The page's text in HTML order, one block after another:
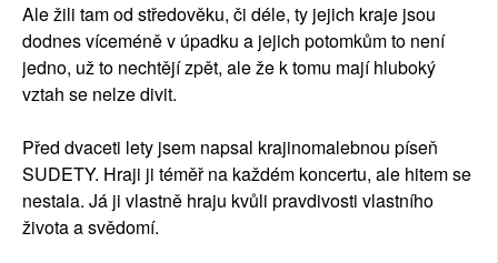
Ale žili tam od středověku, či déle, ty jejich kraje jsou
dodnes víceméně v úpadku a jejich potomkům to není
jedno, už to nechtějí zpět, ale že k tomu mají hluboký
vztah se nelze divit.
Před dvaceti lety jsem napsal krajinomalebnou píseň
SUDETY. Hraji ji téměř na každém koncertu, ale hitem se
nestala. Já ji vlastně hraju kvůli pravdivosti vlastního
života a svědomí.